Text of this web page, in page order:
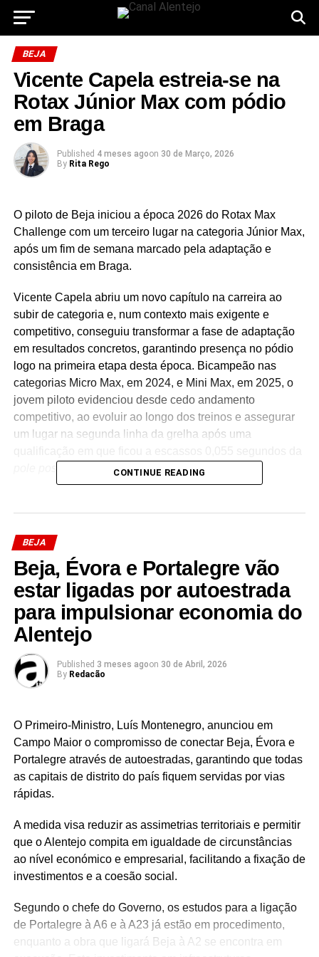
BEJA
Vicente Capela estreia-se na
Rotax Júnior Max com pódio
em Braga
Published 4 meses agoon 30 de Março, 2026
By Rita Rego
O piloto de Beja iniciou a época 2026 do Rotax Max
Challenge com um terceiro lugar na categoria Júnior Max,
após um fim de semana marcado pela adaptação e
consistência em Braga.
Vicente Capela abriu um novo capítulo na carreira ao
subir de categoria e, num contexto mais exigente e
competitivo, conseguiu transformar a fase de adaptação
em resultados concretos, garantindo presença no pódio
logo na primeira etapa desta época. Bicampeão nas
categorias Micro Max, em 2024, e Mini Max, em 2025, o
jovem piloto evidenciou desde cedo andamento
competitivo, ao evoluir ao longo dos treinos e assegurar
um lugar na segunda linha da grelha após uma
regularmente entre os mais rápidos, discutindo posições
com os principais adversários da categoria e somando
pontos importantes para a classificação geral. Depois de
um quarto lugar na primeira corrida e de uma segunda
final mais exigente, concluída na sexta posição, o piloto
voltou a mostrar consistência na derradeira prova do fim
de semana, onde, envolvido em várias lutas em pista,
conseguiu assegurar o terceiro lugar.
Com um total de 118 pontos, Vicente Capela terminou a
etapa de abertura do RMC Portugal 2026 na terceira
posição da Rotax Júnior Max, num arranque que confirma
a capacidade de adaptação à nova categoria e mantém
em aberto a ambição de lutar por um terceiro título na
aspetos para conseguir lutar pela vitória nas próximas
corridas, mas estou confiante e vou continuar a trabalhar
forte com a equipa”, concluiu o piloto.
Kartódromo de Castelo Branco, onde o piloto alentejano
procurará consolidar a evolução demonstrada nesta
CONTINUE READING
BEJA
Beja, Évora e Portalegre vão
estar ligadas por autoestrada
para impulsionar economia do
Alentejo
Published 3 meses agoon 30 de Abril, 2026
By Redacão
O Primeiro-Ministro, Luís Montenegro, anunciou em
Campo Maior o compromisso de conectar Beja, Évora e
Portalegre através de autoestradas, garantindo que todas
as capitais de distrito do país fiquem servidas por vias
rápidas.
A medida visa reduzir as assimetrias territoriais e permitir
que o Alentejo compita em igualdade de circunstâncias
ao nível económico e empresarial, facilitando a fixação de
investimentos e a coesão social.
Segundo o chefe do Governo, os estudos para a ligação
de Portalegre à A6 e à A23 já estão em procedimento,
enquanto a obra que ligará Beja à A2 se encontra em